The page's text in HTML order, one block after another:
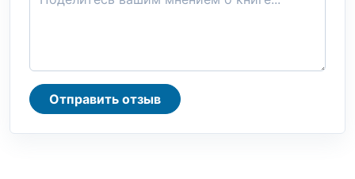
Отправить отзыв